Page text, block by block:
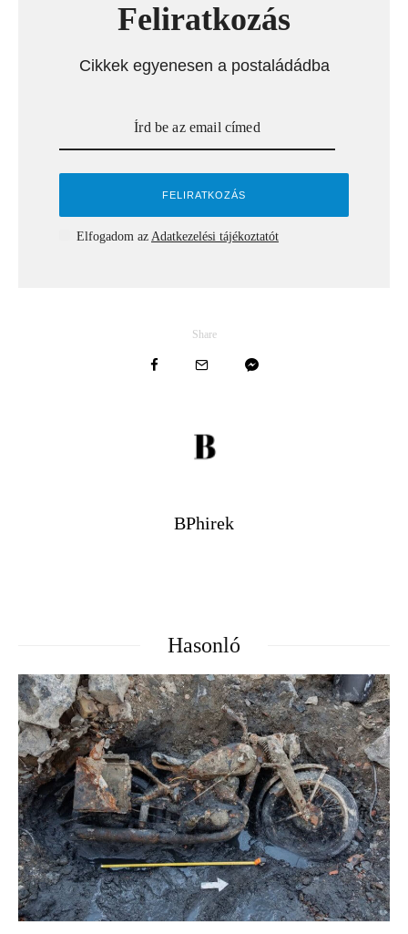
Feliratkozás
Cikkek egyenesen a postaládádba
Elfogadom az Adatkezelési tájékoztatót
Share
BPhirek
Hasonló